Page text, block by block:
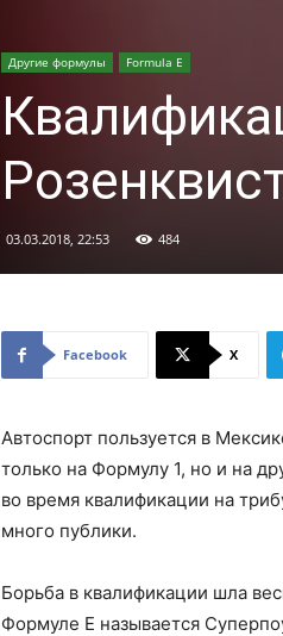
Другие формулы Formula E
03.03.2018, 22:53 484
Facebook X
Автоспорт пользуется в
только на Формулу 1, но и на
во время квалификации на
много публики.
Борьба в квалификации шла
Формуле E называется